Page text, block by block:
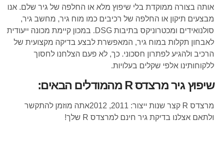
אותה בצורה ממוקדת בלי שיפוץ מלא או החלפה של גיר שלם. אנו
מבצעים תיקון או החלפה של רכיבים כמו מוח גיר, מחשב גיר,
סולנואידים ומכטרוניקס בתיבות DSG. במכון קיימת מכונה ייעודית
לאבחון תקלות במוח גיר, המאפשרת לבצע בדיקה מקצועית של
הרכיב ולהגיע לפתרון חסכוני. כך, לא פעם הצלחנו לחסוך
ללקוחותינו אלפי שקלים בעלויות.
שיפוץ גיר מרצדס R מהמודלים הבאים:
מרצדס R קצר שנות ייצור: 2011, 2012אתה מוזמן להתקשר
ולתאם אצלנו בדיקת גיר חינם למרצדס R שלך!